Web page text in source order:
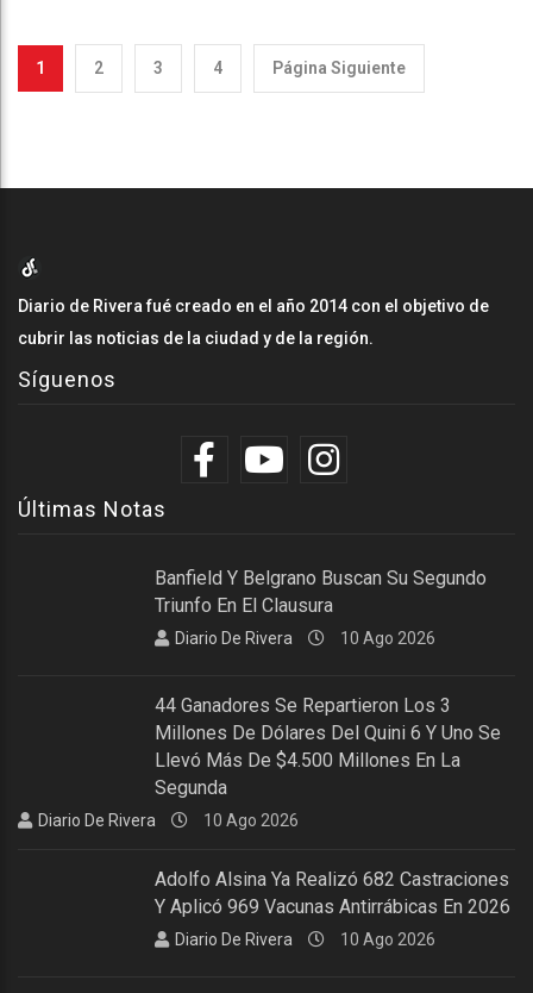
1 2 3 4 Página Siguiente
Diario de Rivera fué creado en el año 2014 con el objetivo de
cubrir las noticias de la ciudad y de la región.
Síguenos
Últimas Notas
Banfield Y Belgrano Buscan Su Segundo
Triunfo En El Clausura
Diario De Rivera 10 Ago 2026
44 Ganadores Se Repartieron Los 3
Millones De Dólares Del Quini 6 Y Uno Se
Llevó Más De $4.500 Millones En La
Segunda
Diario De Rivera 10 Ago 2026
Adolfo Alsina Ya Realizó 682 Castraciones
Y Aplicó 969 Vacunas Antirrábicas En 2026
Diario De Rivera 10 Ago 2026